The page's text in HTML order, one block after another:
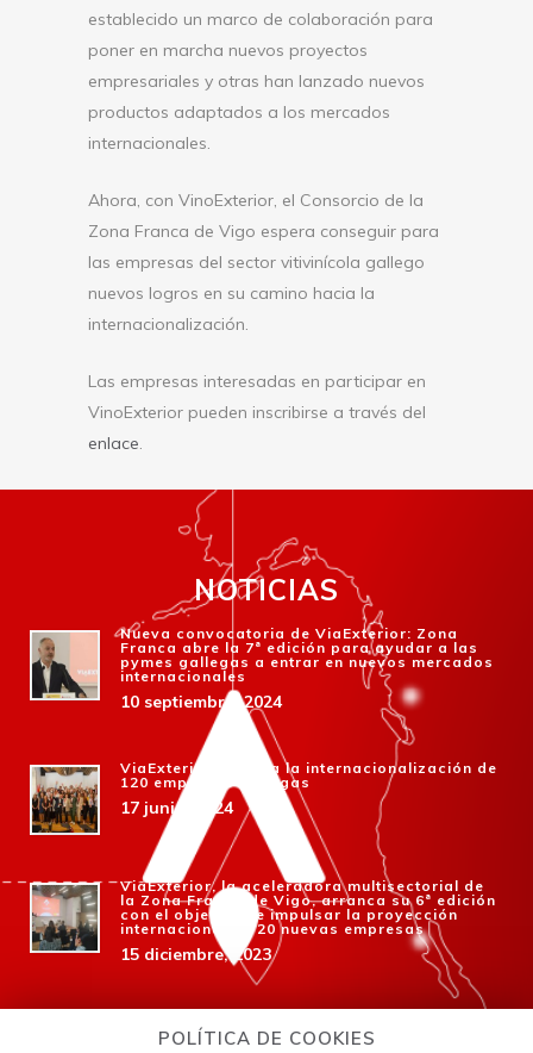
establecido un marco de colaboración para
poner en marcha nuevos proyectos
empresariales y otras han lanzado nuevos
productos adaptados a los mercados
internacionales.
Ahora, con VinoExterior, el Consorcio de la
Zona Franca de Vigo espera conseguir para
las empresas del sector vitivinícola gallego
nuevos logros en su camino hacia la
internacionalización.
Las empresas interesadas en participar en
VinoExterior pueden inscribirse a través del
enlace.
NOTICIAS
Nueva convocatoria de ViaExterior: Zona
Franca abre la 7ª edición para ayudar a las
pymes gallegas a entrar en nuevos mercados
internacionales
10 septiembre, 2024
ViaExterior impulsa la internacionalización de
120 empresas gallegas
17 junio, 2024
ViaExterior, la aceleradora multisectorial de
la Zona Franca de Vigo, arranca su 6ª edición
con el objetivo de impulsar la proyección
internacional de 20 nuevas empresas
15 diciembre, 2023
para que las empresas gallegas amplíen
negocio en el exterior
POLÍTICA DE COOKIES